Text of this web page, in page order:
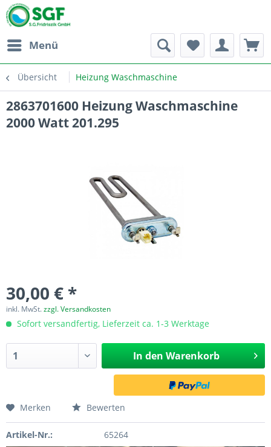
Menü
Übersicht Heizung Waschmaschine
2863701600 Heizung Waschmaschine
2000 Watt 201.295
30,00 € *
inkl. MwSt.zzgl. Versandkosten
Sofort versandfertig, Lieferzeit ca. 1-3 Werktage
In den Warenkorb
Merken Bewerten
Artikel-Nr.: 65264